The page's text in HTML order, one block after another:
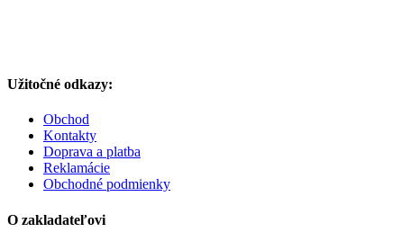
Užitočné odkazy:
Obchod
Kontakty
Doprava a platba
Reklamácie
Obchodné podmienky
O zakladateľovi